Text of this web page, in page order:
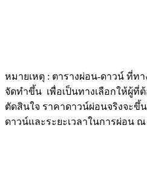
หมายเหตุ : ตารางผ่อน-ดาวน์ ที่ทาง
จัดทำขึ้น เพื่อเป็นทางเลือกให้ผู้ที่
ตัดสินใจ ราคาดาวน์ผ่อนจริงจะขึ้
ดาวน์และระยะเวลาในการผ่อน ณ